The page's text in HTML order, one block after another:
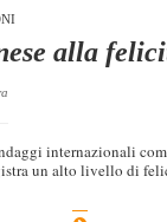
alla
internazionali
un alto livello di